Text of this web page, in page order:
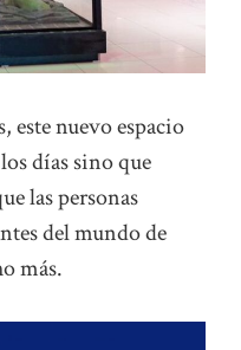
este nuevo espacio
días sino que
las personas
del mundo de
más.